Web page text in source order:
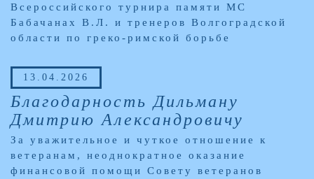
Всероссийского турнира памяти МС
Бабачанах В.Л. и тренеров Волгоградской
области по греко-римской борьбе
13.04.2026
Благодарность Дильману
Дмитрию Александровичу
За уважительное и чуткое отношение к
ветеранам, неоднократное оказание
финансовой помощи Совету ветеранов